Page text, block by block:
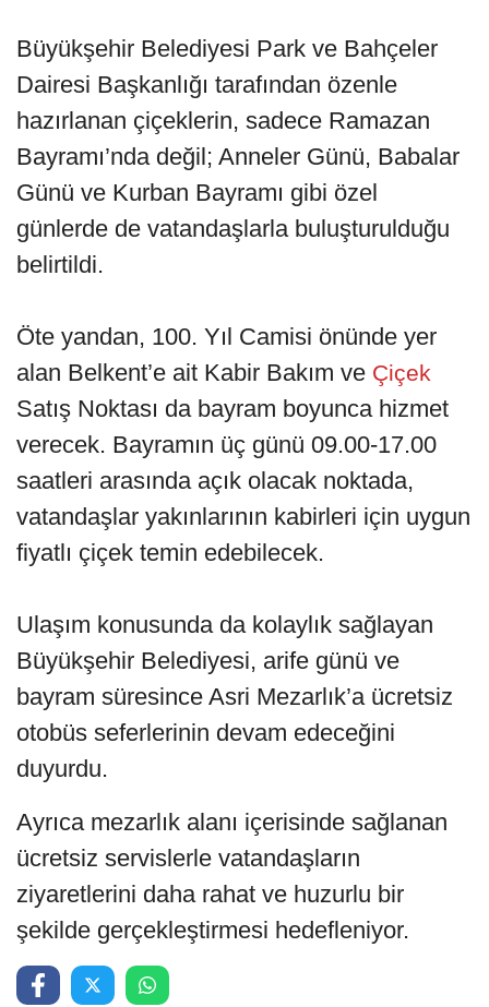
Büyükşehir Belediyesi Park ve Bahçeler
Dairesi Başkanlığı tarafından özenle
hazırlanan çiçeklerin, sadece Ramazan
Bayramı’nda değil; Anneler Günü, Babalar
Günü ve Kurban Bayramı gibi özel
günlerde de vatandaşlarla buluşturulduğu
belirtildi.
Öte yandan, 100. Yıl Camisi önünde yer
alan Belkent’e ait Kabir Bakım ve Çiçek
Satış Noktası da bayram boyunca hizmet
verecek. Bayramın üç günü 09.00-17.00
saatleri arasında açık olacak noktada,
vatandaşlar yakınlarının kabirleri için uygun
fiyatlı çiçek temin edebilecek.
Ulaşım konusunda da kolaylık sağlayan
Büyükşehir Belediyesi, arife günü ve
bayram süresince Asri Mezarlık’a ücretsiz
otobüs seferlerinin devam edeceğini
duyurdu.
Ayrıca mezarlık alanı içerisinde sağlanan
ücretsiz servislerle vatandaşların
ziyaretlerini daha rahat ve huzurlu bir
şekilde gerçekleştirmesi hedefleniyor.